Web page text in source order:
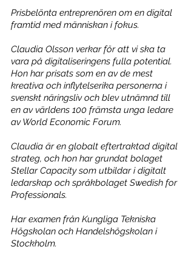
Prisbelönta entreprenören om en digital
framtid med människan i fokus.
Claudia Olsson verkar för att vi ska ta
vara på digitaliseringens fulla potential.
Hon har prisats som en av de mest
kreativa och inflytelserika personerna i
svenskt näringsliv och blev utnämnd till
en av världens 100 främsta unga ledare
av World Economic Forum.
Claudia är en globalt eftertraktad digital
strateg, och hon har grundat bolaget
Stellar Capacity som utbildar i digitalt
ledarskap och språkbolaget Swedish for
Professionals.
Har examen från Kungliga Tekniska
Högskolan och Handelshögskolan i
Stockholm.